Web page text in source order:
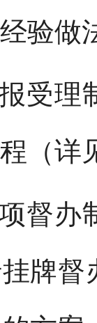
验做
受理
（详
督办
牌